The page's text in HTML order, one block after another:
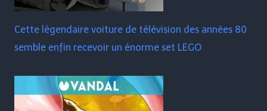
Cette légendaire voiture de télévision des années 80
semble enfin recevoir un énorme set LEGO